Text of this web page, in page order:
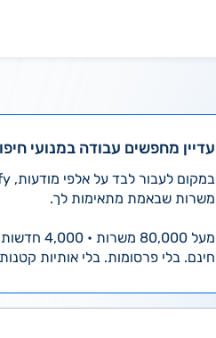
עדיין מחפשים עבודה במנועי
משרות שבאמת מתאימות לך.
מעל 80,000 משרות • 4,000 חדשות ביום
חינם. בלי פרסומות. בלי אותיות